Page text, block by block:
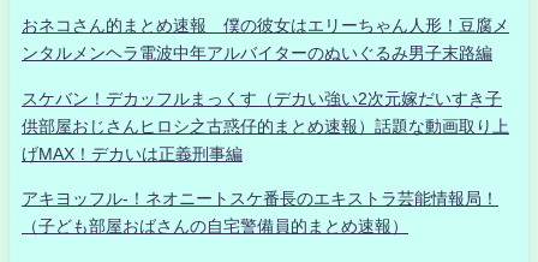
おネコさん的まとめ速報 僕の彼女はエリーちゃん人形！豆腐メ
ンタルメンヘラ電波中年アルバイターのぬいぐるみ男子末路編
スケバン！デカッフルまっくす（デカい強い2次元嫁だいすき子
供部屋おじさんヒロシ之古惑仔的まとめ速報）話題な動画取り上
げMAX！デカいは正義刑事編
アキヨッフル-！ネオニートスケ番長のエキストラ芸能情報局！
（子ども部屋おばさんの自宅警備員的まとめ速報）